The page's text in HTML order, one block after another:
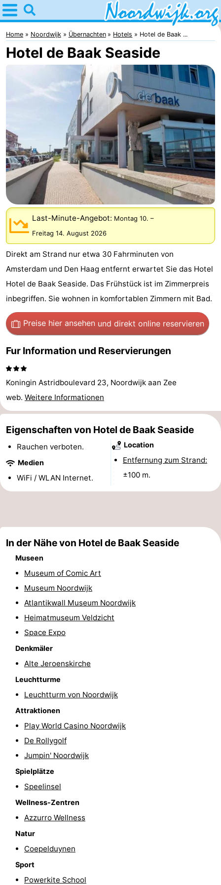
Home
Noordwijk
Tipps
Übernachten
Campingplätze
Ferienhäuser
-
De
Gouden
Spar
-
De
Noordduinen
-
Duinresort
-
Duinen
Parc
du
Hotels
Zimmer
Frühstück)
Lastminutes
Strand
Sehen
&
tun
-
Museen
-
Aussichtspunkte
Attraktionen
Spielplätze
-
Spielplätze
Experiences
Wellness-
Natur
Schwimmbader
Radfahren
Wandern
Reiten
Golfplatze
Sportangeln
Essen
trinken
Veranstaltungen
Praktisch
Home Noordwijk Übernachten Hotels Hotel de Baak ...
Hotel de Baak Seaside
Last-Minute-Angebot: Montag 10. –
Freitag 14. August 2026
Direkt am Strand nur etwa 30 Fahrminuten von
Amsterdam und Den Haag entfernt erwartet Sie das Hotel
Hotel de Baak Seaside. Das Frühstück ist im Zimmerpreis
inbegriffen. Sie wohnen in komfortablen Zimmern mit Bad.
Preise hier ansehen und direkt online reservieren
Fur Information und Reservierungen
Koningin Astridboulevard 23, Noordwijk aan Zee
web. Weitere Informationen
Eigenschaften von Hotel de Baak Seaside
Rauchen verboten.
Medien
WiFi / WLAN Internet.
Location
Entfernung zum Strand:
±100 m.
In der Nähe von Hotel de Baak Seaside
Museen
Museum of Comic Art
Museum Noordwijk
Atlantikwall Museum Noordwijk
Heimatmuseum Veldzicht
Space Expo
Denkmäler
Alte Jeroenskirche
Leuchtturme
Leuchtturm von Noordwijk
Attraktionen
Play World Casino Noordwijk
De Rollygolf
Jumpin' Noordwijk
Spielplätze
Speelinsel
Wellness-Zentren
Azzurro Wellness
Natur
Coepelduynen
Sport
Powerkite School